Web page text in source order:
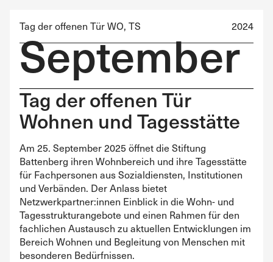
Tag der offenen Tür WO, TS 2024
September
Tag der offenen Tür
Wohnen und Tagesstätte
Am 25. September 2025 öffnet die Stiftung
Battenberg ihren Wohnbereich und ihre Tagesstätte
für Fachpersonen aus Sozialdiensten, Institutionen
und Verbänden. Der Anlass bietet
Netzwerkpartner:innen Einblick in die Wohn- und
Tagesstrukturangebote und einen Rahmen für den
fachlichen Austausch zu aktuellen Entwicklungen im
Bereich Wohnen und Begleitung von Menschen mit
besonderen Bedürfnissen.